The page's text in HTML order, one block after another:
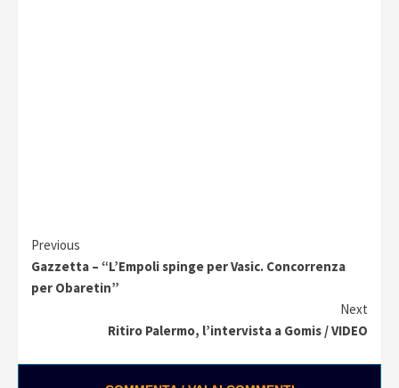
Continue
Reading
Previous
Gazzetta – “L’Empoli spinge per Vasic. Concorrenza
per Obaretin”
Next
Ritiro Palermo, l’intervista a Gomis / VIDEO